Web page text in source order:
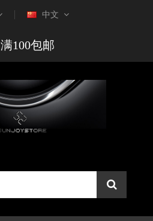
中文
满100包邮